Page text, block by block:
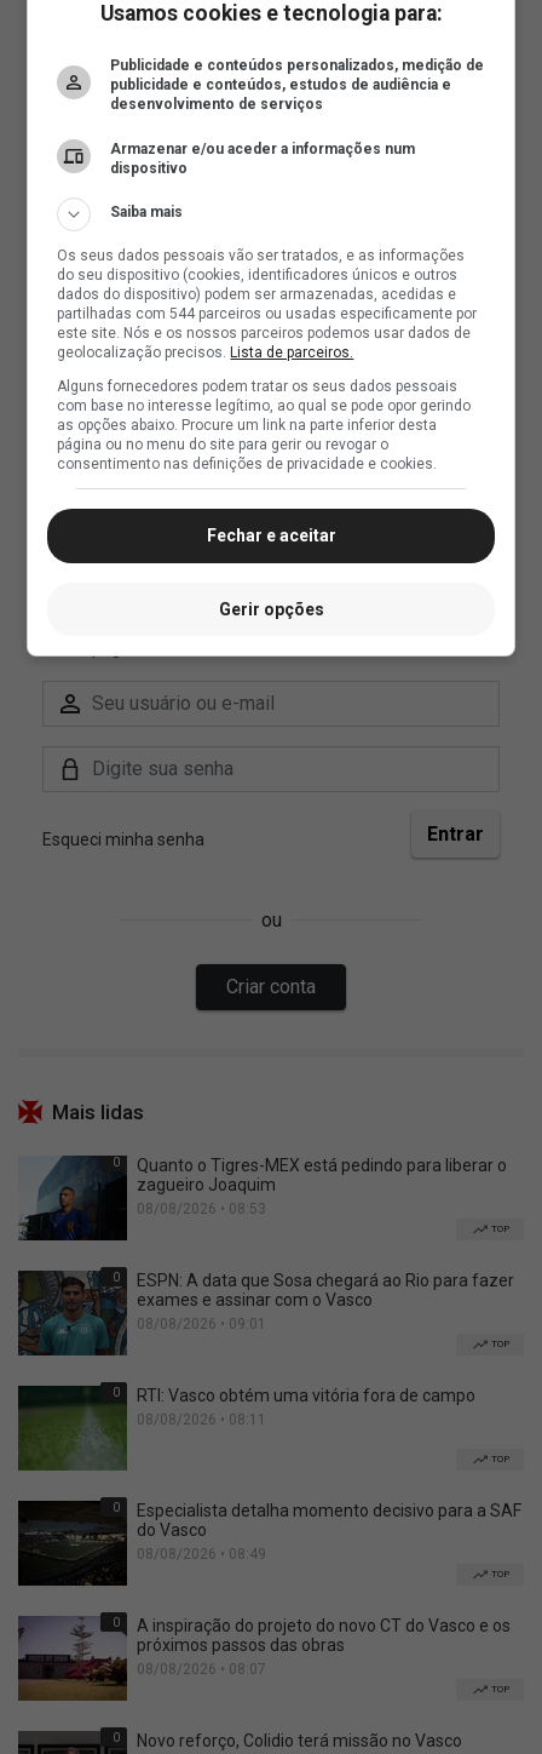
Mais lidas
0
Quanto o Tigres-MEX está pedindo para liberar o
zagueiro Joaquim
08/08/2026 • 08:53
TOP
0
ESPN: A data que Sosa chegará ao Rio para fazer
exames e assinar com o Vasco
08/08/2026 • 09:01
TOP
0 RTI: Vasco obtém uma vitória fora de campo
08/08/2026 • 08:11
TOP
0
Especialista detalha momento decisivo para a SAF
do Vasco
08/08/2026 • 08:49
TOP
0
A inspiração do projeto do novo CT do Vasco e os
próximos passos das obras
08/08/2026 • 08:07
TOP
0 Novo reforço, Colidio terá missão no Vasco
Usamos cookies e tecnologia para:
Publicidade e conteúdos personalizados, medição de
publicidade e conteúdos, estudos de audiência e
desenvolvimento de serviços
Armazenar e/ou aceder a informações num
dispositivo
Saiba mais
Os seus dados pessoais vão ser tratados, e as informações
do seu dispositivo (cookies, identificadores únicos e outros
dados do dispositivo) podem ser armazenadas, acedidas e
partilhadas com 544 parceiros ou usadas especificamente por
este site. Nós e os nossos parceiros podemos usar dados de
geolocalização precisos. Lista de parceiros.
Alguns fornecedores podem tratar os seus dados pessoais
com base no interesse legítimo, ao qual se pode opor gerindo
as opções abaixo. Procure um link na parte inferior desta
página ou no menu do site para gerir ou revogar o
consentimento nas definições de privacidade e cookies.
Fechar e aceitar
Gerir opções